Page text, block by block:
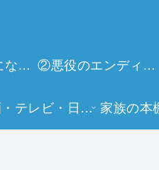
①今世は当主になります ②悪役のエンディングは死のみ
映画・テレビ・日常生活